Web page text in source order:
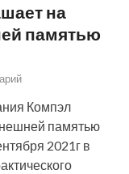
на
памятью
Компэл
памятью
2021г в